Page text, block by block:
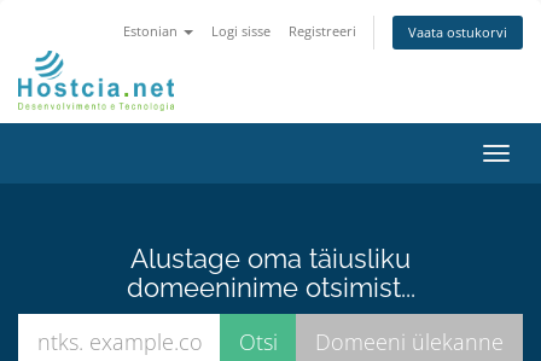
Estonian Logi sisse Registreeri Vaata ostukorvi
Alustage oma täiusliku
domeeninime otsimist...